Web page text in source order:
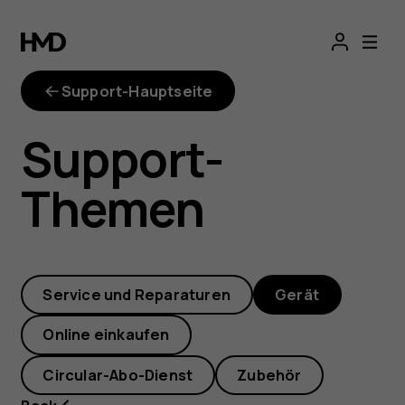
Wie
verschiebe
ich
Apps
auf
eine
SD-
Karte?
Support-Hauptseite
Support-
Themen
Service und Reparaturen Gerät
Online einkaufen
Circular-Abo-Dienst
Zubehör